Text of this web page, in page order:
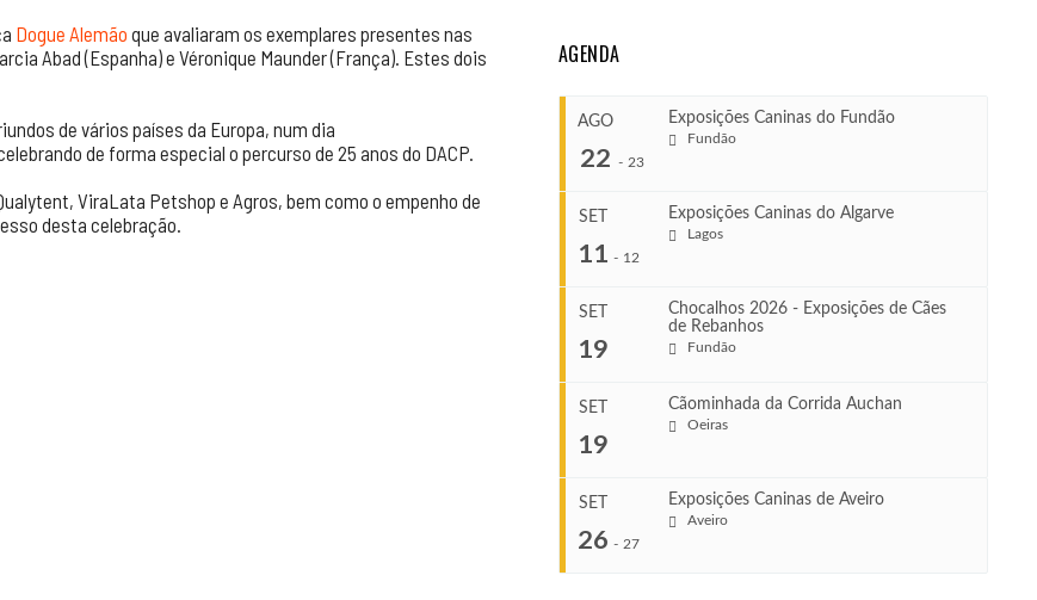
Dogue Alemão que avaliaram os exemplares presentes nas
Abad (Espanha) e Véronique Maunder (França). Estes dois
de vários países da Europa, num dia
de forma especial o percurso de 25 anos do DACP.
ViraLata Petshop e Agros, bem como o empenho de
desta celebração.
AGENDA
AGO
22 - 23
Exposições Caninas do Fundão
Fundão
COMEÇA
Ago 22, 2026
Ago 23, 2026
VENUE
SET
11 - 12
Exposições Caninas do Algarve
Lagos
COMEÇA
Set 11, 2026
Set 12, 2026
VENUE
SET
19
Chocalhos 2026 - Exposições de Cães
de Rebanhos
Fundão
COMEÇA
SET
19
Cãominhada da Corrida Auchan
Oeiras
SET
26 - 27
Exposições Caninas de Aveiro
Aveiro